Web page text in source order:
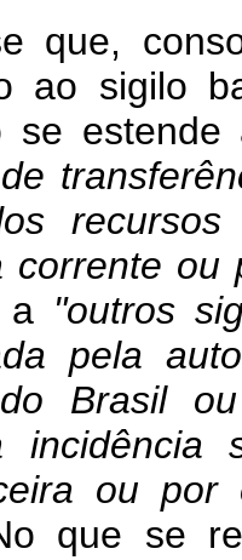
que,
ao sigilo
se
corrente ou
a "outros
pela
Brasil
incidência
ou
que se